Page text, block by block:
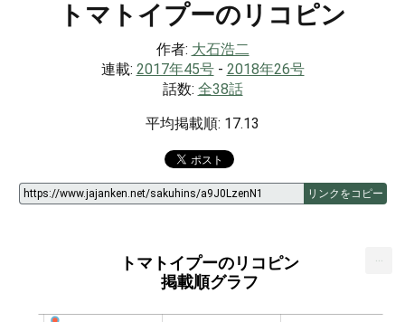
トマトイプーのリコピン
作者: 大石浩二
連載: 2017年45号- 2018年26号
話数: 全38話
平均掲載順: 17.13
リンクをコピー
トマトイプーのリコピン
掲載順グラフ
...